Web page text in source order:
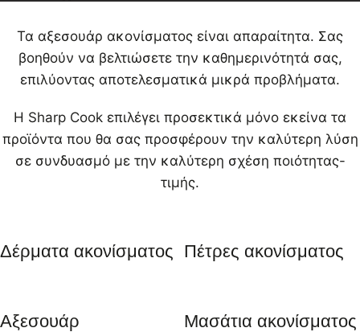
Τα αξεσουάρ ακονίσματος είναι απαραίτητα. Σας
βοηθούν να βελτιώσετε την καθημερινότητά σας,
επιλύοντας αποτελεσματικά μικρά προβλήματα.
Η Sharp Cook επιλέγει προσεκτικά μόνο εκείνα τα
προϊόντα που θα σας προσφέρουν την καλύτερη λύση
σε συνδυασμό με την καλύτερη σχέση ποιότητας-
τιμής.
Δέρματα ακονίσματος Πέτρες ακονίσματος
Αξεσουάρ Μασάτια ακονίσματος